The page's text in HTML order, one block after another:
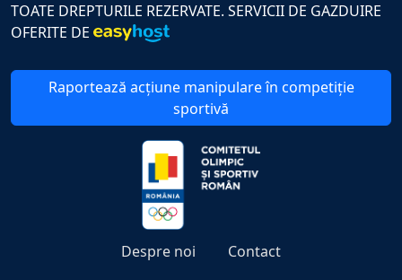
TOATE DREPTURILE REZERVATE. SERVICII DE GAZDUIRE
OFERITE DE
Raportează acțiune manipulare în competiție
sportivă
Despre noi Contact